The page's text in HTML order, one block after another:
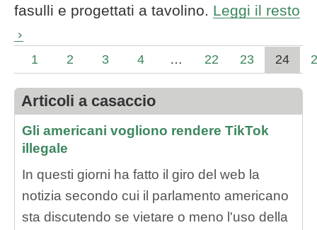
fasulli e progettati a tavolino. Leggi il resto
1 2 3 4 … 22 23 24
Articoli a casaccio
Gli americani vogliono rendere TikTok
illegale
In questi giorni ha fatto il giro del web la
notizia secondo cui il parlamento americano
sta discutendo se vietare o meno l'uso della